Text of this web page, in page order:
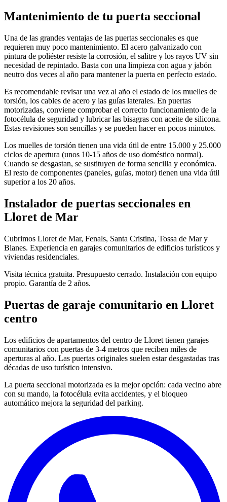
Mantenimiento de tu puerta seccional
Una de las grandes ventajas de las puertas seccionales es que
requieren muy poco mantenimiento. El acero galvanizado con
pintura de poliéster resiste la corrosión, el salitre y los rayos UV sin
necesidad de repintado. Basta con una limpieza con agua y jabón
neutro dos veces al año para mantener la puerta en perfecto estado.
Es recomendable revisar una vez al año el estado de los muelles de
torsión, los cables de acero y las guías laterales. En puertas
motorizadas, conviene comprobar el correcto funcionamiento de la
fotocélula de seguridad y lubricar las bisagras con aceite de silicona.
Estas revisiones son sencillas y se pueden hacer en pocos minutos.
Los muelles de torsión tienen una vida útil de entre 15.000 y 25.000
ciclos de apertura (unos 10-15 años de uso doméstico normal).
Cuando se desgastan, se sustituyen de forma sencilla y económica.
El resto de componentes (paneles, guías, motor) tienen una vida útil
superior a los 20 años.
Instalador de puertas seccionales en
Lloret de Mar
Cubrimos Lloret de Mar, Fenals, Santa Cristina, Tossa de Mar y
Blanes. Experiencia en garajes comunitarios de edificios turísticos y
viviendas residenciales.
Visita técnica gratuita. Presupuesto cerrado. Instalación con equipo
propio. Garantía de 2 años.
Puertas de garaje comunitario en Lloret
centro
Los edificios de apartamentos del centro de Lloret tienen garajes
comunitarios con puertas de 3-4 metros que reciben miles de
aperturas al año. Las puertas originales suelen estar desgastadas tras
décadas de uso turístico intensivo.
La puerta seccional motorizada es la mejor opción: cada vecino abre
con su mando, la fotocélula evita accidentes, y el bloqueo
automático mejora la seguridad del parking.